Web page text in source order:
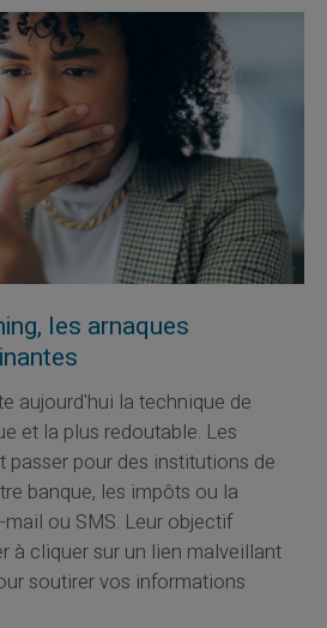
les arnaques
aujourd'hui la technique de
et la plus redoutable. Les
passer pour des institutions de
banque, les impôts ou la
ou SMS. Leur objectif
à cliquer sur un lien malveillant
soutirer vos informations